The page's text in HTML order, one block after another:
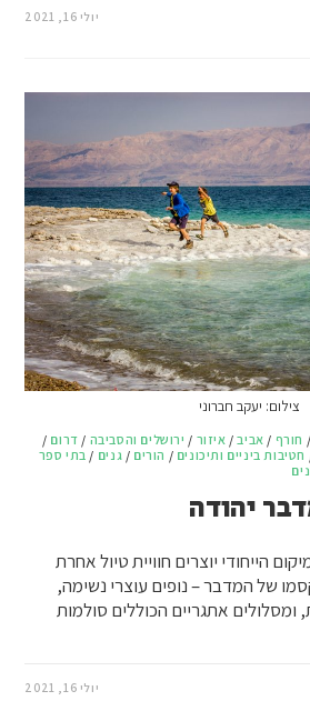
יולי 16, 2021
צילום: יעקב חברוני
/ חורף / אביב/ איזור / ירושלים והסביבה / דרום /
חטיבות ביניים ותיכונים / הורים / גנים / בתי ספר
יהודה
הייחודי יוצרים חוויית טיול אחרת
של המדבר – נופים עוצרי נשימה,
ומסלולים אתגריים הכוללים סולמות
יולי 16, 2021